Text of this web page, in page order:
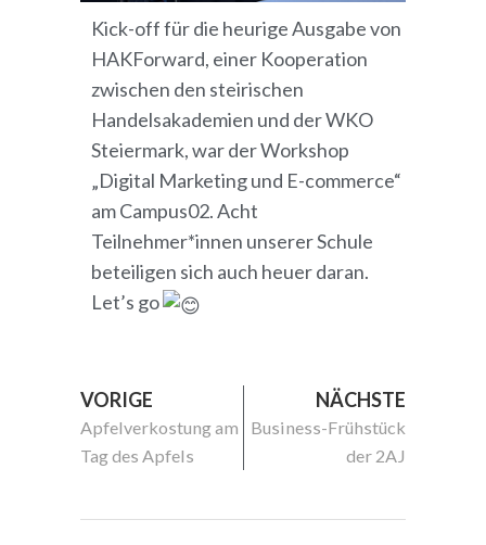
Kick-off für die heurige Ausgabe von
HAKForward, einer Kooperation
zwischen den steirischen
Handelsakademien und der WKO
Steiermark, war der Workshop
„Digital Marketing und E-commerce“
am Campus02. Acht
Teilnehmer*innen unserer Schule
beteiligen sich auch heuer daran.
Let’s go
VORIGE
Apfelverkostung am
Tag des Apfels
NÄCHSTE
Business-Frühstück
der 2AJ